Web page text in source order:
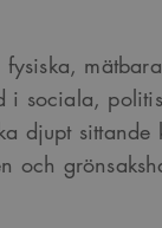
i sociala,
djupt
och